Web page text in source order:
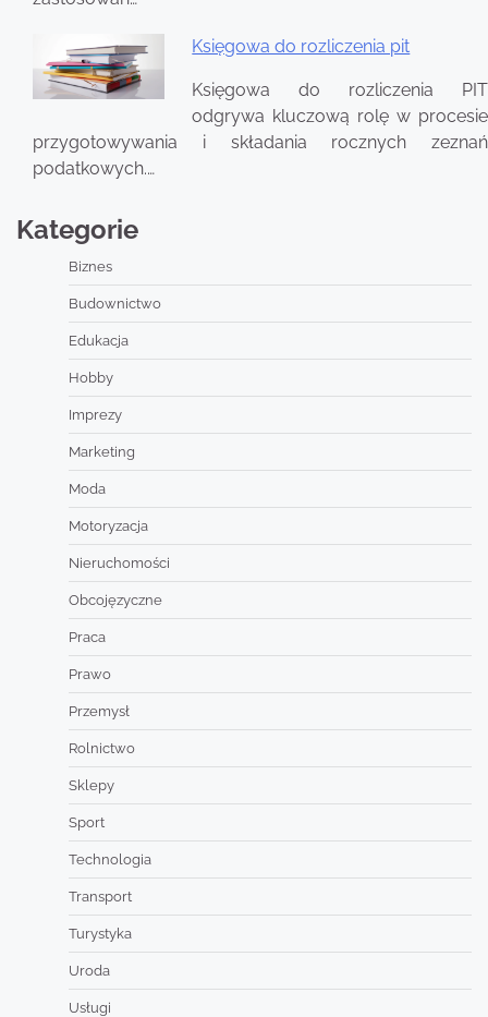
Księgowa do rozliczenia pit
Księgowa do rozliczenia PIT
odgrywa kluczową rolę w procesie
przygotowywania i składania rocznych zeznań
podatkowych.…
Kategorie
Biznes
Budownictwo
Edukacja
Hobby
Imprezy
Marketing
Moda
Motoryzacja
Nieruchomości
Obcojęzyczne
Praca
Prawo
Przemysł
Rolnictwo
Sklepy
Sport
Technologia
Transport
Turystyka
Uroda
Usługi